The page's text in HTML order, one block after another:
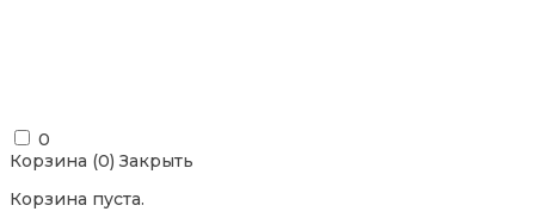
0
Корзина (0) Закрыть
Корзина пуста.